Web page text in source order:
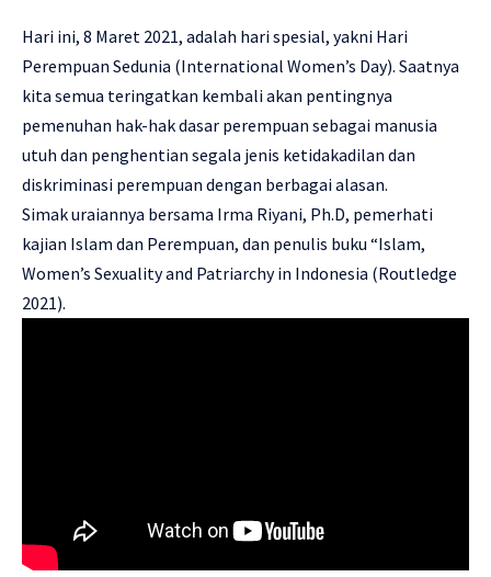
Hari ini, 8 Maret 2021, adalah hari spesial, yakni Hari
Perempuan Sedunia (International Women’s Day). Saatnya
kita semua teringatkan kembali akan pentingnya
pemenuhan hak-hak dasar perempuan sebagai manusia
utuh dan penghentian segala jenis ketidakadilan dan
diskriminasi perempuan dengan berbagai alasan.
Simak uraiannya bersama Irma Riyani, Ph.D, pemerhati
kajian Islam dan Perempuan, dan penulis buku “Islam,
Women’s Sexuality and Patriarchy in Indonesia (Routledge
2021).